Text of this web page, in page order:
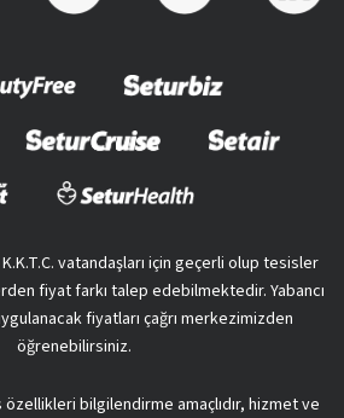
vatandaşları için geçerli olup tesisler
fiyat farkı talep edebilmektedir. Yabancı
fiyatları çağrı merkezimizden
öğrenebilirsiniz.
bilgilendirme amaçlıdır, hizmet ve